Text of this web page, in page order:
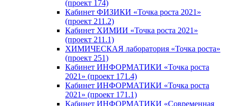
(проект 174)
Кабинет ФИЗИКИ «Точка роста 2021»
(проект 211.2)
Кабинет ХИМИИ «Точка роста 2021»
(проект 211.1)
ХИМИЧЕСКАЯ лаборатория «Точка роста»
(проект 251)
Кабинет ИНФОРМАТИКИ «Точка роста
2021» (проект 171.4)
Кабинет ИНФОРМАТИКИ «Точка роста
2021» (проект 171.1)
Кабинет ИНФОРМАТИКИ «Современная